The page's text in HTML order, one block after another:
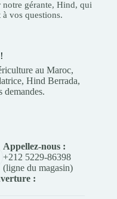
gérante, Hind, qui
vos questions.
au Maroc,
Hind Berrada,
demandes.
Appellez-nous :
+212 5229-86398
(ligne du magasin)
: